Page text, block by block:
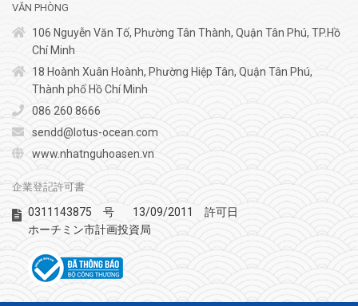
VĂN PHÒNG
106 Nguyễn Văn Tố, Phường Tân Thành, Quận Tân Phú, TP.Hồ
Chí Minh
18 Hoành Xuân Hoành, Phường Hiệp Tân, Quận Tân Phú,
Thành phố Hồ Chí Minh
086 260 8666
sendd@lotus-ocean.com
www.nhatnguhoasen.vn
企業登記許可書
0311143875 号 13/09/2011
許可日
ホーチミン市計画投資局